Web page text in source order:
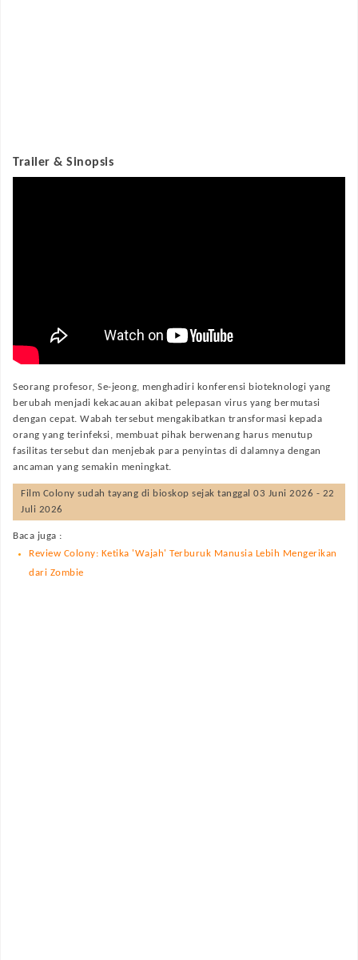
Trailer & Sinopsis
Seorang profesor, Se-jeong, menghadiri konferensi bioteknologi yang
berubah menjadi kekacauan akibat pelepasan virus yang bermutasi
dengan cepat. Wabah tersebut mengakibatkan transformasi kepada
orang yang terinfeksi, membuat pihak berwenang harus menutup
fasilitas tersebut dan menjebak para penyintas di dalamnya dengan
ancaman yang semakin meningkat.
Film Colony sudah tayang di bioskop sejak tanggal 03 Juni 2026 - 22
Juli 2026
Baca juga :
Review Colony: Ketika 'Wajah' Terburuk Manusia Lebih Mengerikan
dari Zombie